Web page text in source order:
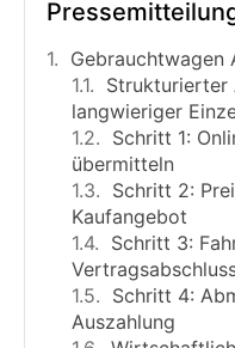
Gebrauchtwagen
Strukturierter
langwieriger
Schritt 1:
übermitteln
Schritt 2:
Kaufangebot
Schritt 3:
Schritt 4:
Auszahlung